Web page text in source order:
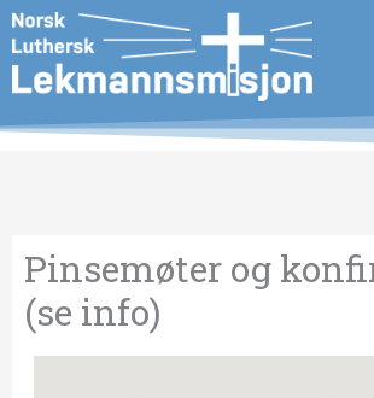
Hopp
rett
til
innholdet
Pinsemøter og
(se info)